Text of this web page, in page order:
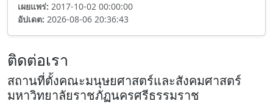
เผยแพร่: 2017-10-02 00:00:00
อัปเดต: 2026-08-06 20:36:43
ติดต่อเรา
สถานที่ตั้งคณะมนุษยศาสตร์และสังคมศาสตร์
มหาวิทยาลัยราชภัฏนครศรีธรรมราช